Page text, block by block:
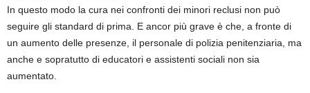
In questo modo la cura nei confronti dei minori reclusi non può
seguire gli standard di prima. E ancor più grave è che, a fronte di
un aumento delle presenze, il personale di polizia penitenziaria, ma
anche e sopratutto di educatori e assistenti sociali non sia
aumentato.